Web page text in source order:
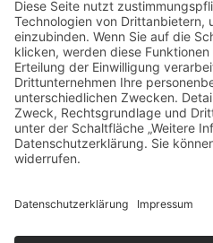
Freie
85625